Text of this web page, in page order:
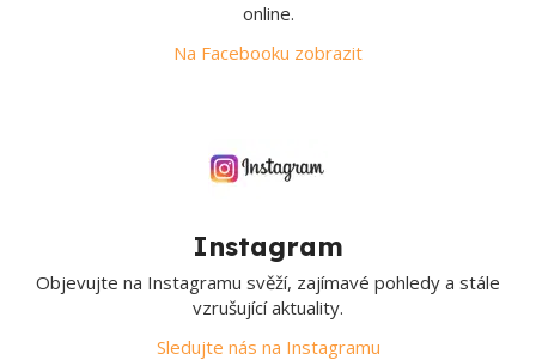
online.
Na Facebooku zobrazit
Instagram
Objevujte na Instagramu svěží, zajímavé pohledy a stále
vzrušující aktuality.
Sledujte nás na Instagramu